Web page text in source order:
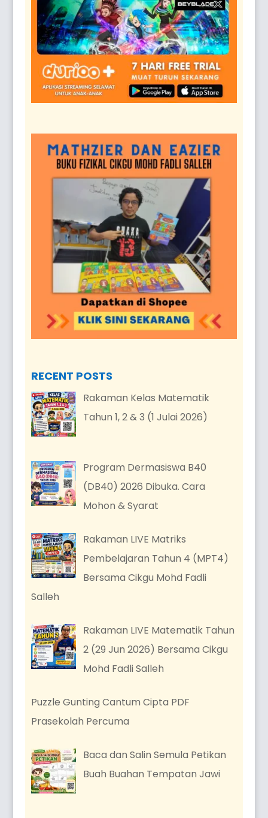
RECENT POSTS
Rakaman Kelas Matematik
Tahun 1, 2 & 3 (1 Julai 2026)
Program Dermasiswa B40
(DB40) 2026 Dibuka. Cara
Mohon & Syarat
Rakaman LIVE Matriks
Pembelajaran Tahun 4 (MPT4)
Bersama Cikgu Mohd Fadli
Salleh
Rakaman LIVE Matematik Tahun
2 (29 Jun 2026) Bersama Cikgu
Mohd Fadli Salleh
Puzzle Gunting Cantum Cipta PDF
Prasekolah Percuma
Baca dan Salin Semula Petikan
Buah Buahan Tempatan Jawi